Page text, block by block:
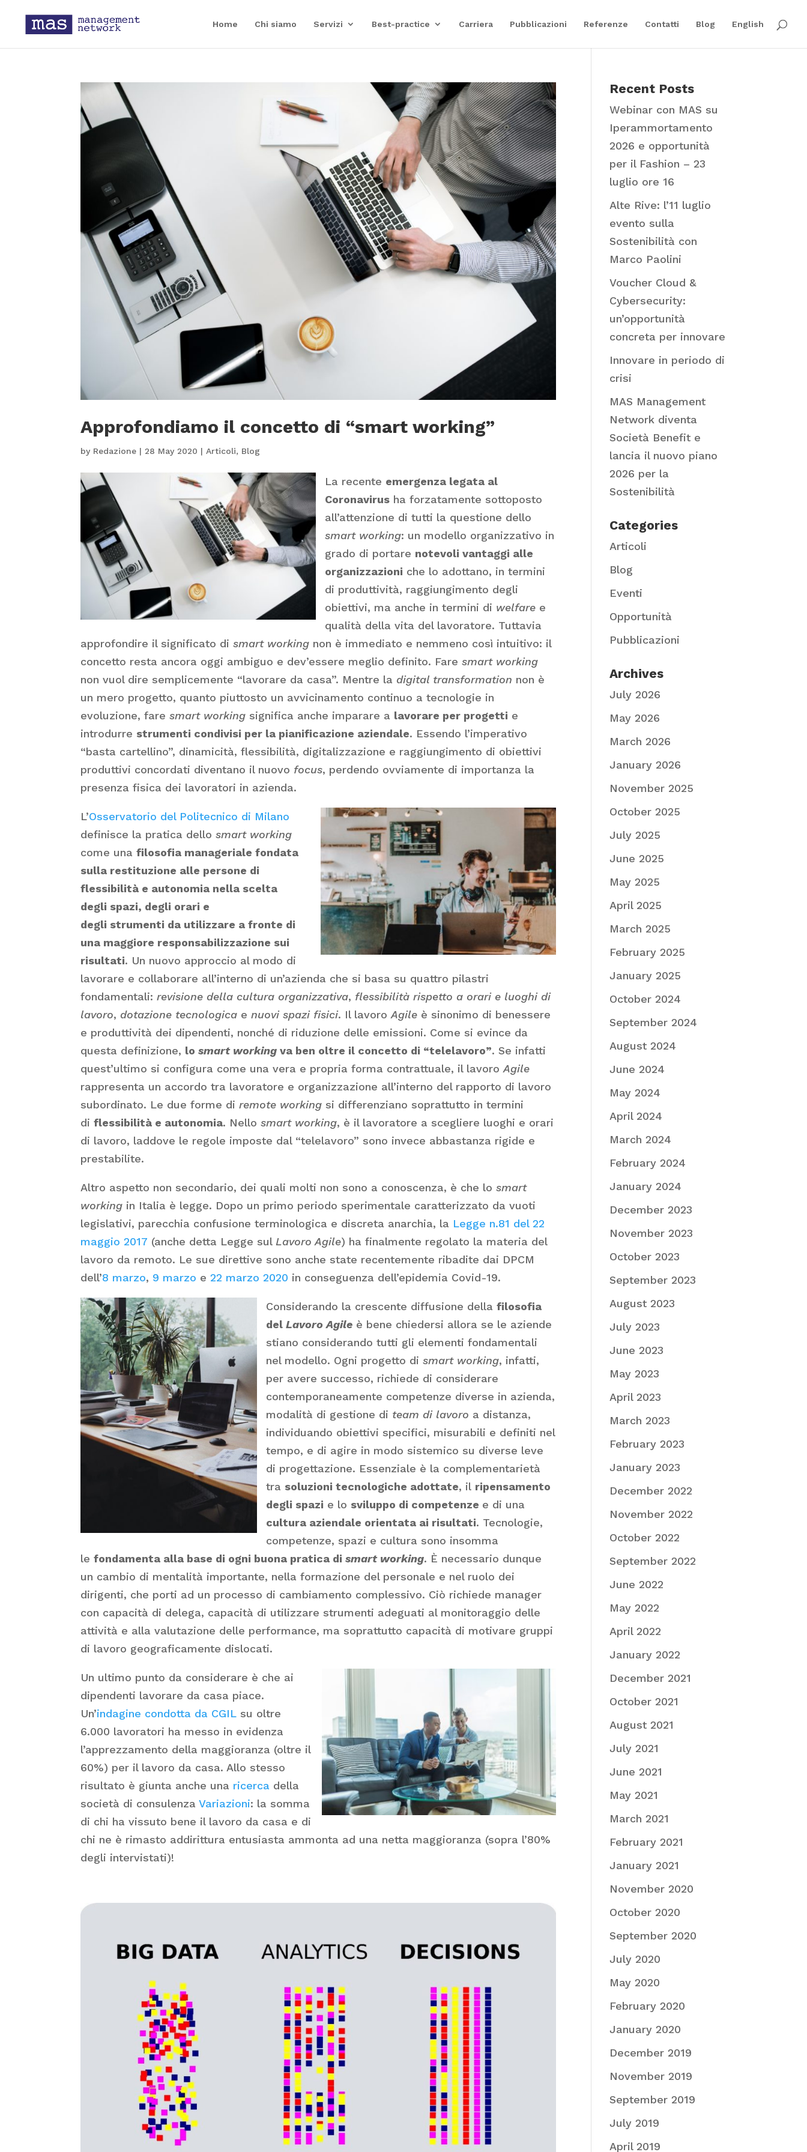
Home Chi siamo Servizi Best-practice Carriera Pubblicazioni Referenze Contatti Blog English
Approfondiamo il concetto di “smart working”
by Redazione |28 May 2020 | Articoli, Blog
La recente emergenza legata al
Coronavirus ha forzatamente sottoposto
all’attenzione di tutti la questione dello
smart working: un modello organizzativo in
grado di portare notevoli vantaggi alle
organizzazioni che lo adottano, in termini
di produttività, raggiungimento degli
obiettivi, ma anche in termini di welfare e
qualità della vita del lavoratore. Tuttavia
approfondire il significato dismart working non è immediato e nemmeno così intuitivo: il
concetto resta ancora oggi ambiguo e dev’essere meglio definito. Faresmart working
non vuol dire semplicemente “lavorare da casa”. Mentre la digital transformation non è
un mero progetto, quanto piuttosto un avvicinamento continuo a tecnologie in
evoluzione, faresmart working significa anche imparare a lavorare per progetti e
introdurre strumenti condivisi per la pianificazione aziendale. Essendo l’imperativo
“basta cartellino”, dinamicità, flessibilità, digitalizzazione e raggiungimento di obiettivi
produttivi concordati diventano il nuovo focus, perdendo ovviamente di importanza la
presenza fisica dei lavoratori in azienda.
L’Osservatorio del Politecnico di Milano
definisce la pratica dellosmart working
come unafilosofia manageriale fondata
sulla restituzione alle persone di
flessibilità e autonomia nella scelta
degli spazi, degli orari e
degli strumenti da utilizzare a fronte di
una maggiore responsabilizzazione sui
risultati. Un nuovo approccio al modo di
lavorare e collaborare all’interno di un’azienda che si basa su quattro pilastri
fondamentali:revisione della cultura organizzativa, flessibilità rispetto a orari e luoghi di
lavoro, dotazione tecnologica enuovi spazi fisici. Il lavoroAgile è sinonimo di benessere
e produttività dei dipendenti, nonché di riduzione delle emissioni. Come si evince da
questa definizione, losmart working va ben oltre il concetto di “telelavoro”. Se infatti
quest’ultimo si configura come una vera e propria forma contrattuale, il lavoroAgile
rappresenta un accordo tra lavoratore e organizzazione all’interno del rapporto di lavoro
subordinato. Le due forme diremote working si differenziano soprattutto in termini
diflessibilità e autonomia. Nellosmart working, è il lavoratore a scegliere luoghi e orari
di lavoro, laddove le regole imposte dal “telelavoro” sono invece abbastanza rigide e
prestabilite.
Altro aspetto non secondario, dei quali molti non sono a conoscenza, è che losmart
working in Italia è legge. Dopo un primo periodo sperimentale caratterizzato da vuoti
legislativi, parecchia confusione terminologica e discreta anarchia, la Legge n.81 del 22
maggio 2017 (anche detta Legge sul Lavoro Agile) ha finalmente regolato la materia del
lavoro da remoto. Le sue direttive sono anche state recentemente ribadite dai DPCM
dell’8 marzo, 9 marzo e22 marzo 2020 in conseguenza dell’epidemia Covid-19.
Considerando la crescente diffusione dellafilosofia
delLavoro Agile è bene chiedersi allora se le aziende
stiano considerando tutti gli elementi fondamentali
nel modello. Ogni progetto dismart working, infatti,
per avere successo, richiede di considerare
contemporaneamente competenze diverse in azienda,
modalità di gestione di team di lavoro a distanza,
individuando obiettivi specifici, misurabili e definiti nel
tempo, e di agire in modo sistemico su diverse leve
di progettazione. Essenziale è la complementarietà
tra soluzioni tecnologiche adottate, il ripensamento
degli spazi e lo sviluppo di competenze e di una
cultura aziendale orientata ai risultati. Tecnologie,
competenze, spazi e cultura sono insomma
lefondamenta alla base di ogni buona pratica dismart working. È necessario dunque
un cambio di mentalità importante, nella formazione del personale e nel ruolo dei
dirigenti, che porti ad un processo di cambiamento complessivo. Ciò richiede manager
con capacità di delega, capacità di utilizzare strumenti adeguati al monitoraggio delle
attività e alla valutazione delle performance, ma soprattutto capacità di motivare gruppi
di lavoro geograficamente dislocati.
Un ultimo punto da considerare è che ai
dipendenti lavorare da casa piace.
Un’indagine condotta da CGIL su oltre
6.000 lavoratori ha messo in evidenza
l’apprezzamento della maggioranza (oltre il
60%) per il lavoro da casa. Allo stesso
risultato è giunta anche una ricerca della
società di consulenzaVariazioni: la somma
di chi ha vissuto bene il lavoro da casa e di
chi ne è rimasto addirittura entusiasta ammonta ad una netta maggioranza (sopra l’80%
degli intervistati)!
Recent Posts
Webinar con MAS su
Iperammortamento
2026 e opportunità
per il Fashion – 23
luglio ore 16
Alte Rive: l’11 luglio
evento sulla
Sostenibilità con
Marco Paolini
Voucher Cloud &
Cybersecurity:
un’opportunità
concreta per innovare
Innovare in periodo di
crisi
MAS Management
Network diventa
Società Benefit e
lancia il nuovo piano
2026 per la
Sostenibilità
Categories
Articoli
Blog
Eventi
Opportunità
Pubblicazioni
Archives
July 2026
May 2026
March 2026
January 2026
November 2025
October 2025
July 2025
June 2025
May 2025
April 2025
March 2025
February 2025
January 2025
October 2024
September 2024
August 2024
June 2024
May 2024
April 2024
March 2024
February 2024
January 2024
December 2023
November 2023
October 2023
September 2023
August 2023
July 2023
June 2023
May 2023
April 2023
March 2023
February 2023
January 2023
December 2022
November 2022
October 2022
September 2022
June 2022
May 2022
April 2022
January 2022
December 2021
October 2021
August 2021
July 2021
June 2021
May 2021
March 2021
February 2021
January 2021
November 2020
October 2020
September 2020
July 2020
May 2020
February 2020
January 2020
December 2019
November 2019
September 2019
July 2019
April 2019